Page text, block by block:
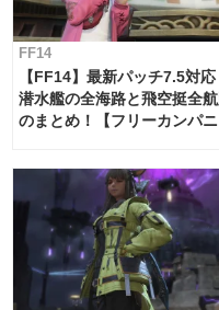
FF14
【FF14】最新パッチ7.5対応
潜水艦の全海路と飛空挺全
のまとめ！【フリーカンパニ